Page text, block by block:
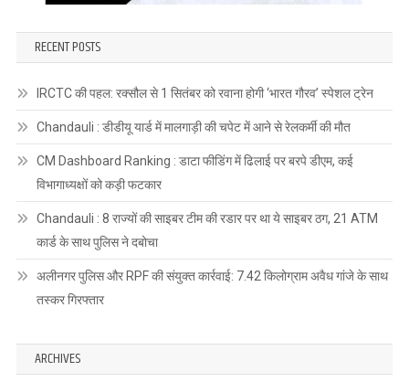
RECENT POSTS
IRCTC की पहल: रक्सौल से 1 सितंबर को रवाना होगी ‘भारत गौरव’ स्पेशल ट्रेन
Chandauli : डीडीयू यार्ड में मालगाड़ी की चपेट में आने से रेलकर्मी की मौत
CM Dashboard Ranking : डाटा फीडिंग में ढिलाई पर बरपे डीएम, कई
विभागाध्यक्षों को कड़ी फटकार
Chandauli : 8 राज्यों की साइबर टीम की रडार पर था ये साइबर ठग, 21 ATM
कार्ड के साथ पुलिस ने दबोचा
अलीनगर पुलिस और RPF की संयुक्त कार्रवाई: 7.42 किलोग्राम अवैध गांजे के साथ
तस्कर गिरफ्तार
ARCHIVES